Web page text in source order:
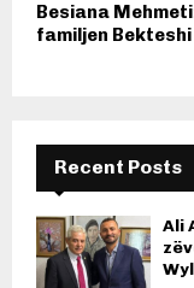
Besiana
familjen Bekteshi
Recent Posts
Ali